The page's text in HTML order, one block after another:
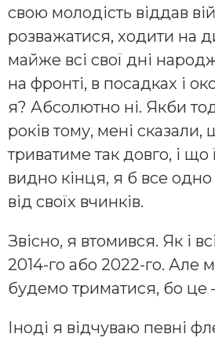
свою молодість віддав
розважатися, ходити на
майже всі свої дні
на фронті, в посадках і
я? Абсолютно ні. Якби
років тому, мені сказали,
триватиме так довго, і що
видно кінця, я б все
від своїх вчинків.
Звісно, я втомився. Як і
2014-го або 2022-го. Але
будемо триматися, бо це
Іноді я відчуваю певні